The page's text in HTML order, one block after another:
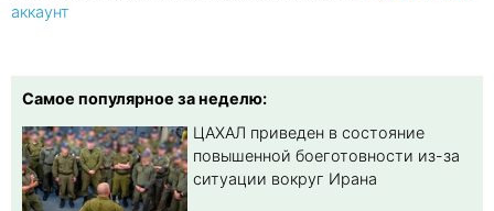
аккаунт
Самое популярное за неделю:
ЦАХАЛ приведен в состояние
повышенной боеготовности из-за
ситуации вокруг Ирана